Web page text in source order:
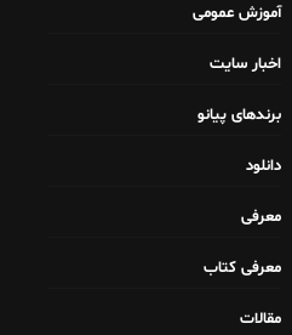
آموزش عمومی
اخبار سایت
برندهای پیانو
دانلود
معرفی
معرفی کتاب
مقالات